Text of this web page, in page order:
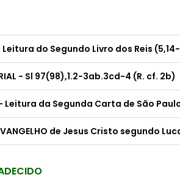
- Leitura do Segundo Livro dos Reis
- Sl 97(98),1.2-3ab.3cd-4 (R. cf. 2b)
- Leitura da Segunda Carta de São
de Jesus Cristo segundo